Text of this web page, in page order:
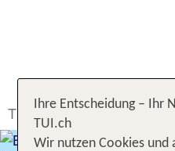
TUI.ch Ferien buchen
Ihre Entscheidung – Ihr
TUI.ch
Wir nutzen Cookies und